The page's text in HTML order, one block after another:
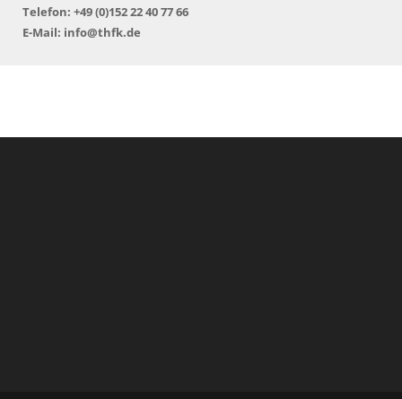
Telefon: +49 (0)152 22 40 77 66
E-Mail: info@thfk.de